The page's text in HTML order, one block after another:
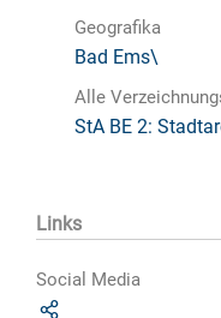
Geografika
Bad Ems\
Alle
StA BE 2:
Links
Social Media